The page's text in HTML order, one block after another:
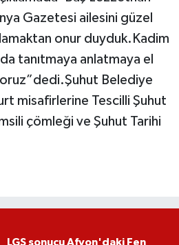
Gazetesi ailesini güzel
onur duyduk.Kadim
tanıtmaya anlatmaya el
Belediye
misafirlerine Tescilli Şuhut
çömleği ve Şuhut Tarihi
LGS sonucu Afyon'daki Fen